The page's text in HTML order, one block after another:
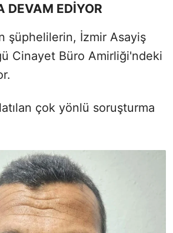
DEVAM EDİYOR
şüphelilerin, İzmir Asayiş
Cinayet Büro Amirliği'ndeki
çok yönlü soruşturma